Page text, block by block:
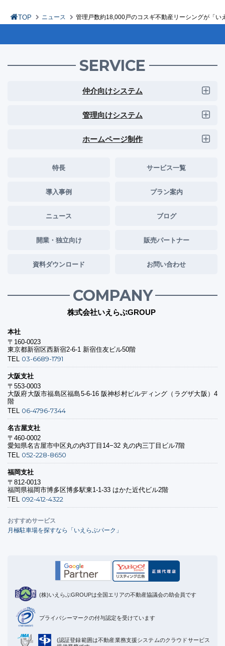
TOP ニュース 管理戸数約18,000戸のコスギ不動産リーシングが「い
SERVICE
仲介向けシステム
管理向けシステム
ホームページ制作
特長 サービス一覧
導入事例 プラン案内
ニュース ブログ
開業・独立向け 販売パートナー
資料ダウンロード お問い合わせ
COMPANY
株式会社いえらぶGROUP
本社
〒160-0023
東京都新宿区西新宿2-6-1 新宿住友ビル50階
TEL 03-6689-1791
大阪支社
〒553-0003
大阪府大阪市福島区福島5-6-16 阪神杉村ビルディング（ラグザ大阪）4
階
TEL 06-4796-7344
名古屋支社
〒460-0002
愛知県名古屋市中区丸の内3丁目14−32 丸の内三丁目ビル7階
TEL 052-228-8650
福岡支社
〒812-0013
福岡県福岡市博多区博多駅東1-1-33 はかた近代ビル2階
TEL 092-412-4322
おすすめサービス
月極駐車場を探すなら「いえらぶパーク」
(株)いえらぶGROUPは全国エリアの不動産協議会の助会員です
プライバシーマークの付与認定を受けています
(認証登録範囲は不動産業務支援システムのクラウドサービス